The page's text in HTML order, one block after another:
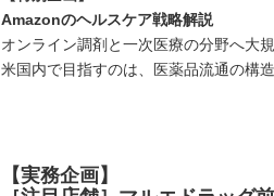
Amazonのヘルスケア戦略解説
オンライン調剤と一次医療の分野へ大
米国内で目指すのは、医薬品流通の構
【実務企画】